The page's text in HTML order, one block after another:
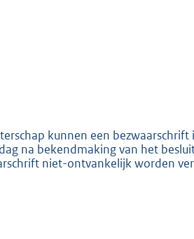
kunnen een bezwaarschrift
na bekendmaking van het
niet-ontvankelijk worden